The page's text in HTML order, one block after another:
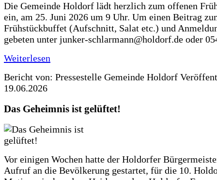
Die Gemeinde Holdorf lädt herzlich zum offenen
ein, am 25. Juni 2026 um 9 Uhr. Um einen Beitrag
Frühstückbuffet (Aufschnitt, Salat etc.) und
gebeten unter junker-schlarmann@holdorf.de oder
Weiterlesen
Bericht von: Pressestelle Gemeinde Holdorf
19.06.2026
Das Geheimnis ist gelüftet!
Vor einigen Wochen hatte der Holdorfer
Aufruf an die Bevölkerung gestartet, für die 10.